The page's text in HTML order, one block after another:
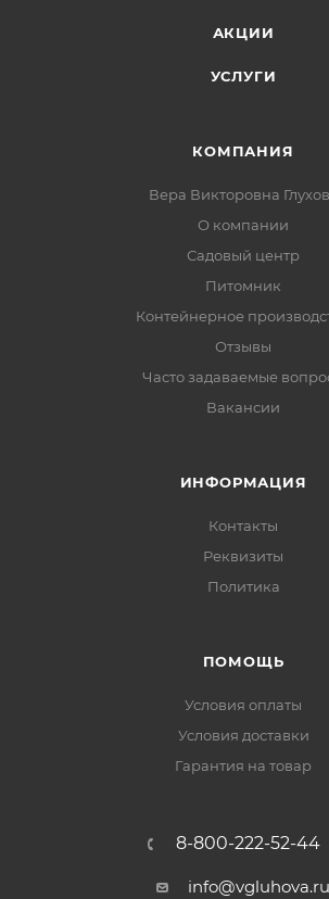
АКЦИИ
УСЛУГИ
КОМПАНИЯ
Вера Викторовна
О компании
Садовый центр
Питомник
Контейнерное
Отзывы
Часто задаваемые
Вакансии
ИНФОРМАЦИЯ
Контакты
Реквизиты
Политика
ПОМОЩЬ
Условия оплаты
Условия доставки
Гарантия на товар
8-800-222-52-44
info@vgluhova.ru